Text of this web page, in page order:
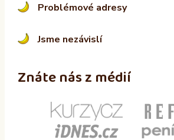
Problémové adresy
Jsme nezávislí
Znáte nás z médií